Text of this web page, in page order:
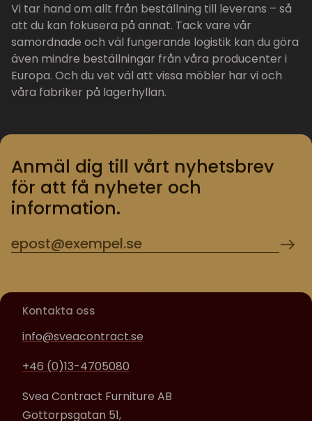
Vi tar hand om allt från beställning till leverans – så
att du kan fokusera på annat. Tack vare vår
samordnade och väl fungerande logistik kan du göra
även mindre beställningar från våra producenter i
Europa. Och du vet väl att vissa möbler har vi och
våra fabriker på lagerhyllan.
Anmäl dig till vårt nyhetsbrev
för att få nyheter och
information.
Kontakta oss
info@sveacontract.se
+46 (0)13-4705080
Svea Contract Furniture AB
Gottorpsgatan 51,